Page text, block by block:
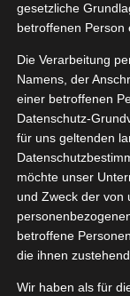
03, 2026
Color-
Haushalt
Waschmittel
Persil
März 6, 2026 |
Reinigung
gesetzliche
betroffenen Person
Die Verarbeitung
Namens, der
einer betroffenen
Datenschutz-
für uns geltenden
möchte unser
und Zweck der von
betroffene
die ihnen
Wir haben als für